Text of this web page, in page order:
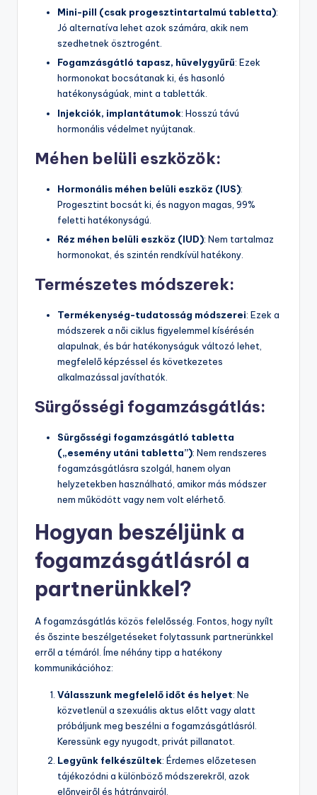
Mini-pill (csak progesztintartalmú tabletta):
Jó alternatíva lehet azok számára, akik nem
szedhetnek ösztrogént.
Fogamzásgátló tapasz, hüvelygyűrű: Ezek
hormonokat bocsátanak ki, és hasonló
hatékonyságúak, mint a tabletták.
Injekciók, implantátumok: Hosszú távú
hormonális védelmet nyújtanak.
Méhen belüli eszközök:
Hormonális méhen belüli eszköz (IUS):
Progesztint bocsát ki, és nagyon magas, 99%
feletti hatékonyságú.
Réz méhen belüli eszköz (IUD): Nem tartalmaz
hormonokat, és szintén rendkívül hatékony.
Természetes módszerek:
Termékenység-tudatosság módszerei: Ezek a
módszerek a női ciklus figyelemmel kísérésén
alapulnak, és bár hatékonyságuk változó lehet,
megfelelő képzéssel és következetes
alkalmazással javíthatók.
Sürgősségi fogamzásgátlás:
Sürgősségi fogamzásgátló tabletta
(„esemény utáni tabletta”): Nem rendszeres
fogamzásgátlásra szolgál, hanem olyan
helyzetekben használható, amikor más módszer
nem működött vagy nem volt elérhető.
Hogyan beszéljünk a
fogamzásgátlásról a
partnerünkkel?
A fogamzásgátlás közös felelősség. Fontos, hogy nyílt
és őszinte beszélgetéseket folytassunk partnerünkkel
erről a témáról. Íme néhány tipp a hatékony
kommunikációhoz:
Válasszunk megfelelő időt és helyet: Ne
közvetlenül a szexuális aktus előtt vagy alatt
próbáljunk meg beszélni a fogamzásgátlásról.
Keressünk egy nyugodt, privát pillanatot.
Legyünk felkészültek: Érdemes előzetesen
tájékozódni a különböző módszerekről, azok
előnyeiről és hátrányairól.